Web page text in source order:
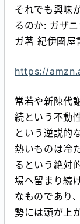
それでも興味
るのか: ガザ
ガ著 紀伊國屋
https://
常若や新陳代
続という不動
という逆説的
熱いものは冷
るという絶対
場へ留まり続
なものであり
勢には頭が上